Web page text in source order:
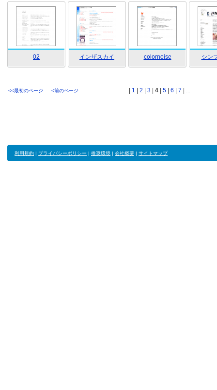
02 インザスカイ colornoise シン
<<最初のページ <前のページ 1 2 3 4 5 6 7 | ...
利用規約 | プライバシーポリシー | 推奨環境 | 会社概要 | サイトマップ